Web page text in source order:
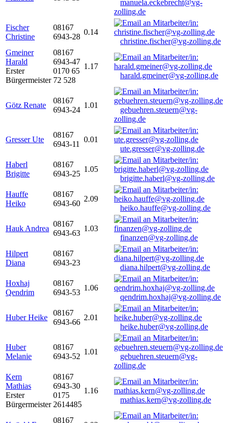
manuela.eckebrecht@vg-
zolling.de
Fischer
Christine
08167
6943-28
0.14
christine.fischer@vg-zolling.de
Gmeiner
Harald
Erster
Bürgermeister
08167
6943-47
0170 65
72 528
1.17
harald.gmeiner@vg-zolling.de
Götz Renate
08167
6943-24
1.01
gebuehren.steuern@vg-
zolling.de
Gresser Ute
08167
6943-11
0.01
ute.gresser@vg-zolling.de
Haberl
Brigitte
08167
6943-25
1.05
brigitte.haberl@vg-zolling.de
Hauffe
Heiko
08167
6943-60
2.09
heiko.hauffe@vg-zolling.de
Hauk Andrea
08167
6943-63
1.03
finanzen@vg-zolling.de
Hilpert
Diana
08167
6943-23
diana.hilpert@vg-zolling.de
Hoxhaj
Qendrim
08167
6943-53
1.06
qendrim.hoxhaj@vg-zolling.de
Huber Heike
08167
6943-66
2.01
heike.huber@vg-zolling.de
Huber
Melanie
08167
6943-52
1.01
gebuehren.steuern@vg-
zolling.de
Kern
Mathias
Erster
Bürgermeister
08167
6943-30
0175
2614485
1.16
mathias.kern@vg-zolling.de
08167